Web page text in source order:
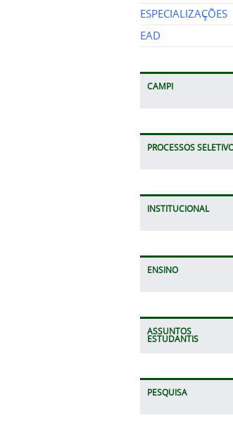
ESPECIALIZAÇÕES
EAD
CAMPI
PROCESSOS
INSTITUCIONAL
ENSINO
ASSUNTOS
ESTUDANTIS
PESQUISA